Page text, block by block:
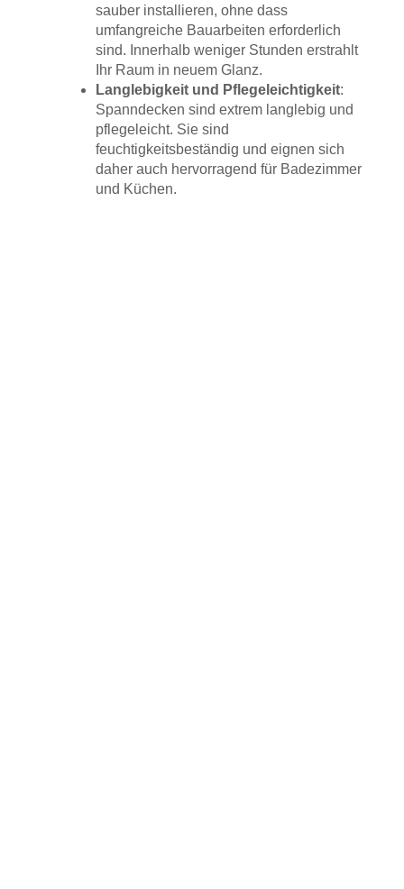
sauber installieren, ohne dass
umfangreiche Bauarbeiten erforderlich
sind. Innerhalb weniger Stunden erstrahlt
Ihr Raum in neuem Glanz.
Langlebigkeit und Pflegeleichtigkeit:
Spanndecken sind extrem langlebig und
pflegeleicht. Sie sind
feuchtigkeitsbeständig und eignen sich
daher auch hervorragend für Badezimmer
und Küchen.